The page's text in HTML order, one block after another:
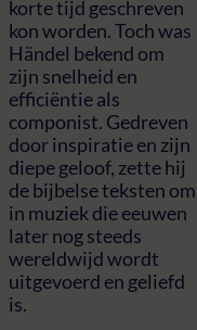
korte tijd geschreven
kon worden. Toch was
Händel bekend om
zijn snelheid en
efficiëntie als
componist. Gedreven
door inspiratie en zijn
diepe geloof, zette hij
de bijbelse teksten om
in muziek die eeuwen
later nog steeds
wereldwijd wordt
uitgevoerd en geliefd
is.